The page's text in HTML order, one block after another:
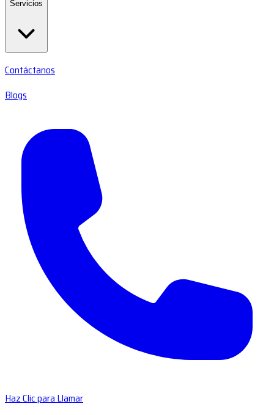
Servicios
Contáctanos
Blogs
Haz Clic para Llamar